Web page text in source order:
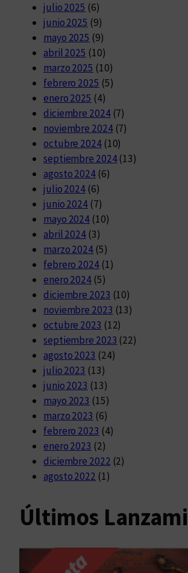
julio 2025 (6)
junio 2025 (9)
mayo 2025 (9)
abril 2025 (10)
marzo 2025 (10)
febrero 2025 (5)
enero 2025 (4)
diciembre 2024(7)
noviembre 2024(7)
octubre 2024(10)
septiembre 2024(13)
agosto 2024(6)
julio 2024 (6)
junio 2024 (7)
mayo 2024 (10)
abril 2024 (3)
marzo 2024 (5)
febrero 2024(1)
enero 2024 (5)
diciembre 2023 (10)
noviembre 2023 (13)
octubre 2023 (12)
septiembre 2023 (22)
agosto 2023 (24)
julio 2023 (13)
junio 2023 (13)
mayo 2023 (15)
marzo 2023 (6)
febrero 2023 (4)
enero 2023 (2)
diciembre 2022 (2)
agosto 2022 (1)
Últimos